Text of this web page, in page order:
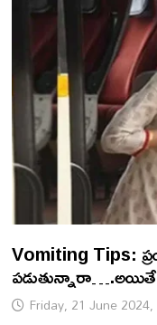
Vomiting Tips:
Friday, 21 June